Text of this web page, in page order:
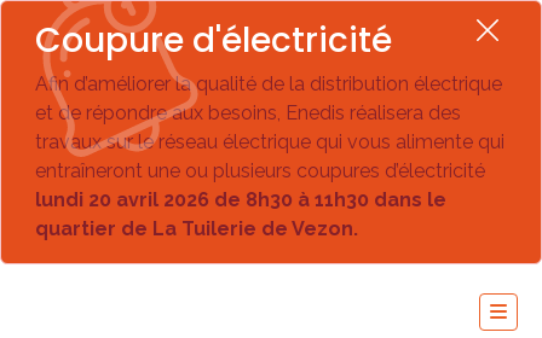
Coupure d'électricité
Afin d’améliorer la qualité de la distribution électrique
et de répondre aux besoins, Enedis réalisera des
travaux sur le réseau électrique qui vous alimente qui
entraîneront une ou plusieurs coupures d’électricité
lundi 20 avril 2026 de 8h30 à 11h30 dans le
quartier de La Tuilerie de Vezon.